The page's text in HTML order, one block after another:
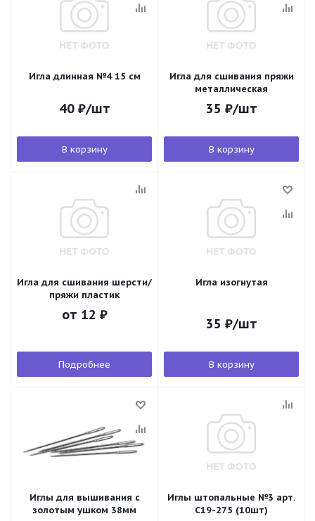
Игла длинная №4 15 см
40₽/шт
В корзину
Игла для сшивания пряжи
металлическая
35 ₽/шт
В корзину
Игла для сшивания шерсти/
пряжи пластик
от 12 ₽
Подробнее
Игла изогнутая
35 ₽/шт
В корзину
Иглы для вышивания с
золотым ушком 38мм
Иглы штопальные №3 арт.
С19-275 (10шт)